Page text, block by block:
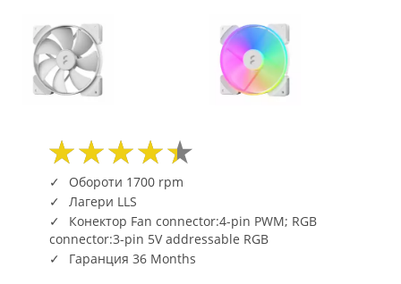
RGB
PWM
|
Fly.bg
Обороти 1700 rpm
Лагери LLS
Конектор Fan connector:4-pin PWM; RGB
connector:3-pin 5V addressable RGB
Гаранция 36 Months